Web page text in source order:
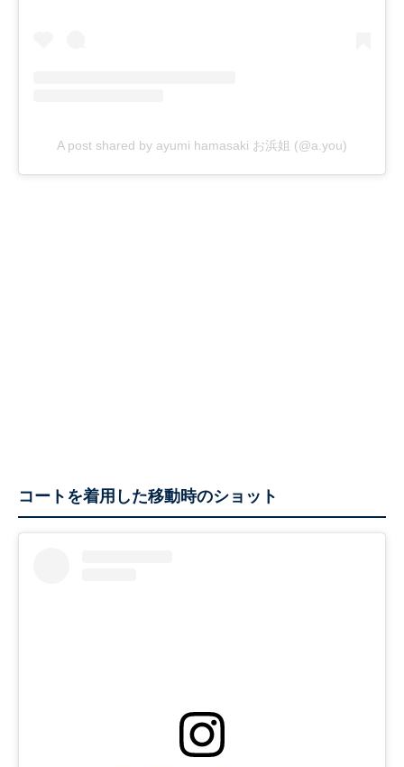
A post shared by ayumi hamasaki お浜姐 (@a.you)
コートを着用した移動時のショット